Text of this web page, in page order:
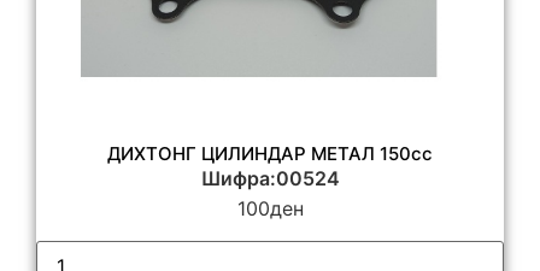
ДИХТОНГ ЦИЛИНДАР МЕТАЛ 150сс
Шифра:00524
100ден